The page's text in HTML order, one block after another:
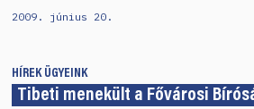
2009. június 20.
HÍREK ÜGYEINK
Tibeti menekült a Fővárosi